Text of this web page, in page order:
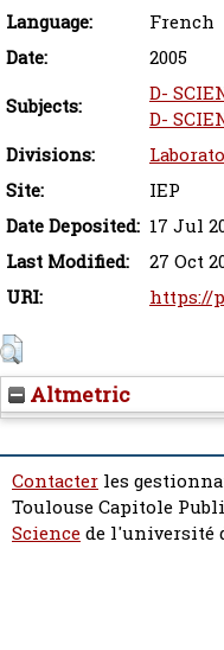
Language:
French
Date:
2005
Subjects:
D-
D-
Divisions:
Site:
IEP
Date Deposited: 17 Jul
Last Modified:
27 Oct
URI:
https://
Altmetric
Contacter les
Toulouse Capitole
Sciencede l'université